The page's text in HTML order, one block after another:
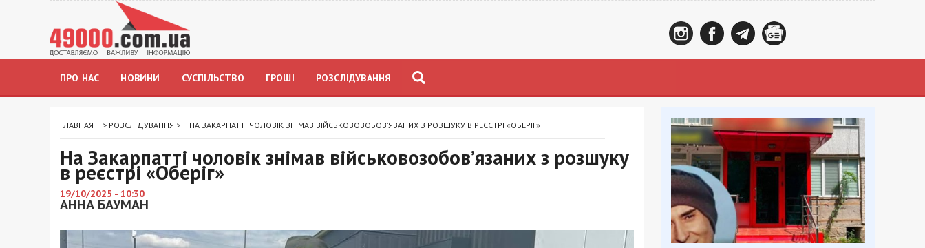
ПРО НАС НОВИНИ СУСПІЛЬСТВО ГРОШІ РОЗСЛІДУВАННЯ
ГЛАВНАЯ > РОЗСЛІДУВАННЯ > НА ЗАКАРПАТТІ ЧОЛОВІК ЗНІМАВ ВІЙСЬКОВОЗОБОВ’ЯЗАНИХ З РОЗШУКУ В РЕЄСТРІ «ОБЕРІГ»
На Закарпатті чоловік знімав військовозобов’язаних з розшуку
в реєстрі «Оберіг»
19/10/2025 - 10:30
АННА БАУМАН